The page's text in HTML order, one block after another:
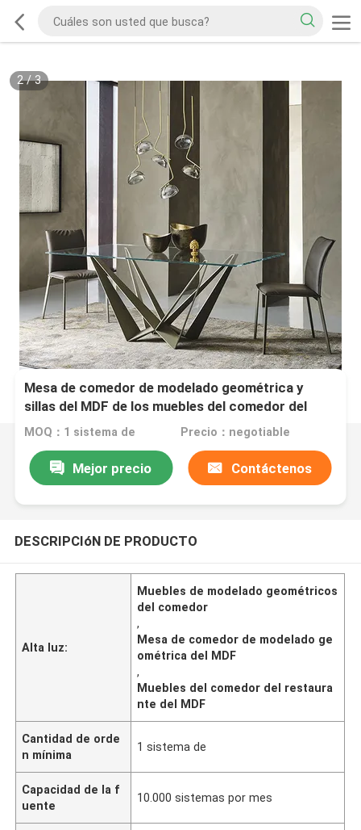
2/3
Mesa de comedor de modelado geométrica y
sillas del MDF de los muebles del comedor del
restaurante
MOQ：1 sistema de Precio：negotiable
Mejor precio Contáctenos
DESCRIPCIóN DE PRODUCTO
Alta luz:
Muebles de modelado geométricos
del comedor
,
Mesa de comedor de modelado ge
ométrica del MDF
,
Muebles del comedor del restaura
nte del MDF
Cantidad de orde
n mínima
1 sistema de
Capacidad de la f
uente
10.000 sistemas por mes